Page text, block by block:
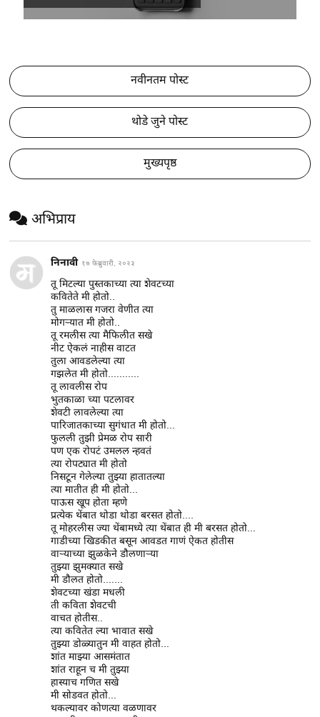
नवीनतम पोस्ट
थोडे जुने पोस्ट
मुख्यपृष्ठ
अभिप्राय
निनावी १७ फेब्रुवारी, २०२३
तू मिटल्या पुस्तकाच्या त्या शेवटच्या
कवितेते मी होतो..
तु माळलास गजरा वेणीत त्या
मोगऱ्यात मी होतो..
तू रमलीस त्या मैफिलीत सखे
नीट ऐकलं नाहीस वाटत
तुला आवडलेल्या त्या
गझलेत मी होतो...........
तू लावलीस रोप
भुतकाळा च्या पटलावर
शेवटी लावलेल्या त्या
पारिजातकाच्या सुगंधात मी होतो...
फुलली तुझी प्रेमळ रोप सारी
पण एक रोपटं उमलल न्हवतं
त्या रोपट्यात मी होतो
निसटून गेलेल्या तुझ्या हातातल्या
त्या मातीत ही मी होतो...
पाऊस खूप होता म्हणे
प्रत्येक थेंबात थोडा थोडा बरसत होतो....
तू मोहरलीस ज्या थेंबामध्ये त्या थेंबात ही मी बरसत होतो...
गाडीच्या खिडकीत बसून आवडत गाणं ऐकत होतीस
वाऱ्याच्या झुळकेने डौलणाऱ्या
तुझ्या झुमक्यात सखे
मी डौलत होतो.......
शेवटच्या खंडा मधली
ती कविता शेवटची
वाचत होतीस..
त्या कवितेत ल्या भावात सखे
तुझ्या डोळ्यातुन मी वाहत होतो...
शांत माझ्या आसमंतात
शांत राहून च मी तुझ्या
हास्याच गणित सखे
मी सोडवत होतो...
थकल्यावर कोणत्या वळणावर